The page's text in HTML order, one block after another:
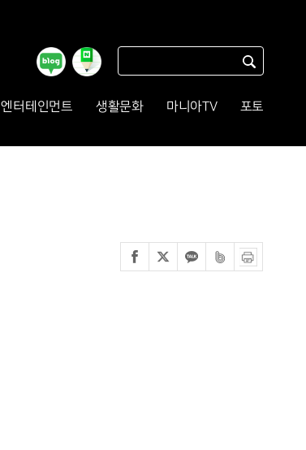
엔터테인먼트 생활문화 마니아TV 포토